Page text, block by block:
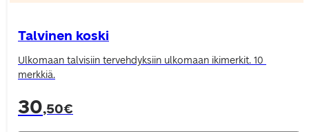
Talvinen koski
Ulkomaan talvisiin tervehdyksiin ulkomaan ikimerkit. 10
merkkiä.
30,50€